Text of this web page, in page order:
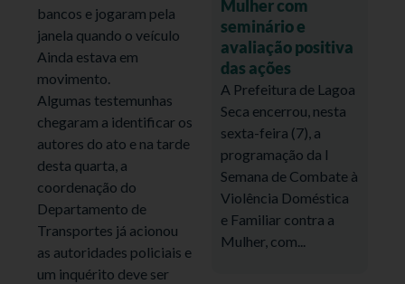
bancos e jogaram pela
janela quando o veículo
Ainda estava em
movimento.
Algumas testemunhas
chegaram a identificar os
autores do ato e na tarde
desta quarta, a
coordenação do
Departamento de
Transportes já acionou
as autoridades policiais e
um inquérito deve ser
Mulher com
seminário e
avaliação positiva
das ações
A Prefeitura de Lagoa
Seca encerrou, nesta
sexta-feira (7), a
programação da I
Semana de Combate à
Violência Doméstica
e Familiar contra a
Mulher, com...